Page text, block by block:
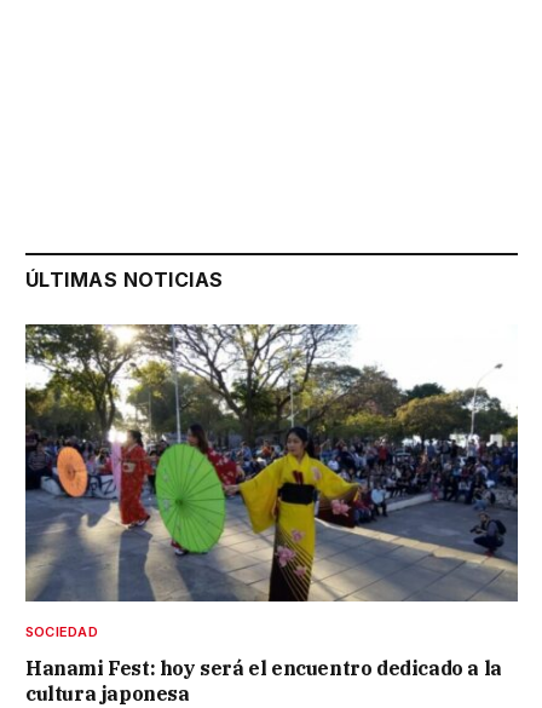
ÚLTIMAS NOTICIAS
SOCIEDAD
Hanami Fest: hoy será el encuentro dedicado a la
cultura japonesa